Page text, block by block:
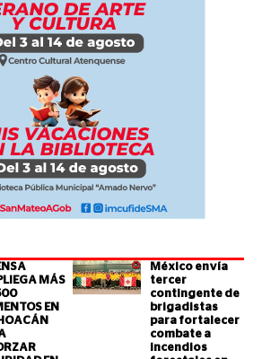
MÁS
EN
México envía
tercer
contingente de
brigadistas
para fortalecer
combate a
incendios